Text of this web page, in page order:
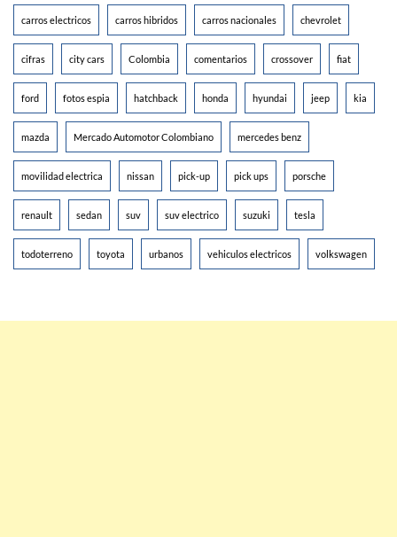
carros electricos carros hibridos carros nacionales chevrolet
cifras city cars Colombia comentarios crossover fiat
ford fotos espia hatchback honda hyundai jeep kia
mazda Mercado Automotor Colombiano mercedes benz
movilidad electrica nissan pick-up pick ups porsche
renault sedan suv suv electrico suzuki tesla
todoterreno toyota urbanos vehiculos electricos volkswagen